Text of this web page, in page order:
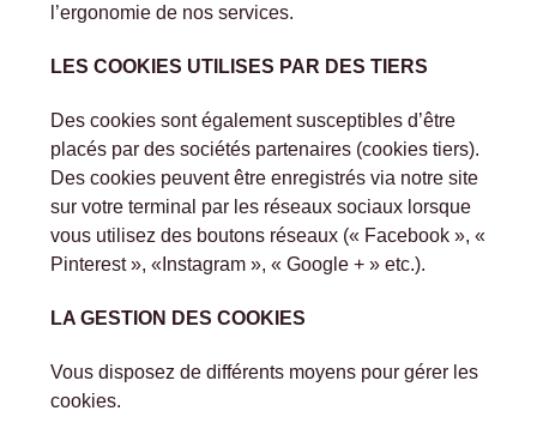
l’ergonomie de nos services.
LES COOKIES UTILISES PAR DES TIERS
Des cookies sont également susceptibles d’être
placés par des sociétés partenaires (cookies tiers).
Des cookies peuvent être enregistrés via notre site
sur votre terminal par les réseaux sociaux lorsque
vous utilisez des boutons réseaux (« Facebook », «
Pinterest », «Instagram », « Google + » etc.).
LA GESTION DES COOKIES
Vous disposez de différents moyens pour gérer les
cookies.